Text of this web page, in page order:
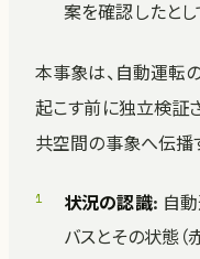
案を確認したとし
本事象は、自動運転
起こす前に独立検証
共空間の事象へ伝播
状況の認識: 自動
バスとその状態（